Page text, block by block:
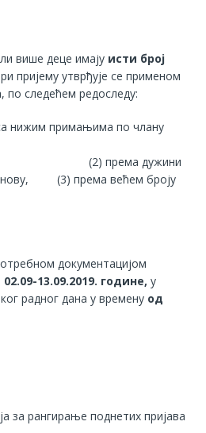
више деце имају исти број
пријему утврђује се применом
по следећем редоследу:
нижим примањима по члану
дужини
(3) према већем броју
документацијом
02.09-13.09.2019. године, у
радног дана у времену од
за рангирање поднетих пријава